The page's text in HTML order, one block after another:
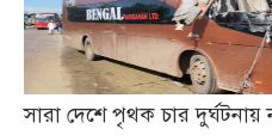
সারা দেশে পৃথক চার দুর্ঘটনায়